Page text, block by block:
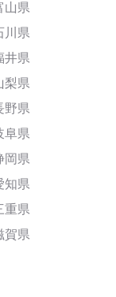
山県
川県
井県
梨県
野県
阜県
岡県
知県
重県
賀県